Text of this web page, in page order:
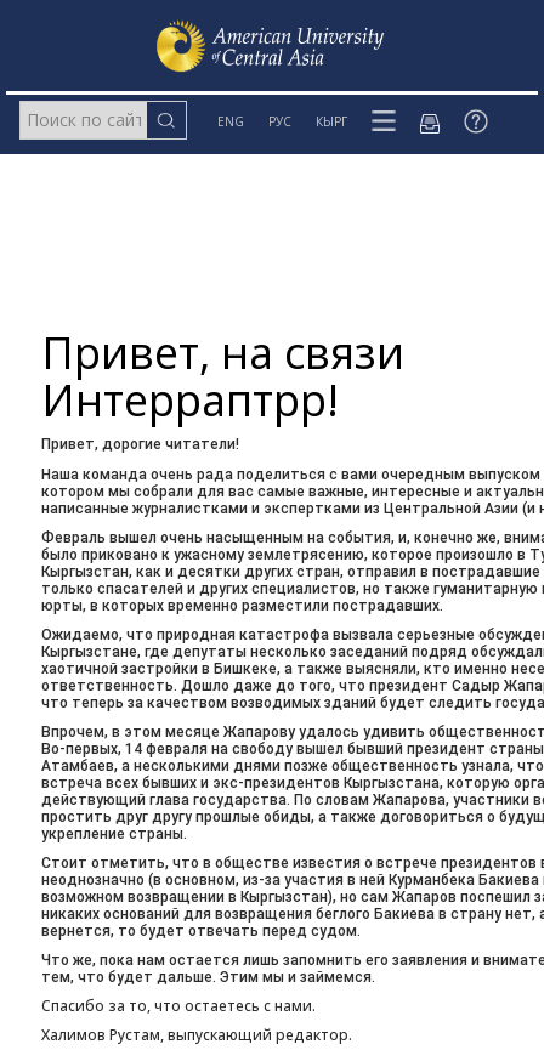
ENG РУС КЫРГ
Привет, на связи
Интерраптрр!
Привет, дорогие читатели!
Наша команда очень рада поделиться с вами очередным выпуском
котором мы собрали для вас самые важные, интересные и
написанные журналистками и экспертками из Центральной Азии (и
Февраль вышел очень насыщенным на события, и, конечно же,
было приковано к ужасному землетрясению, которое произошло в
Кыргызстан, как и десятки других стран, отправил в пострадавшие
только спасателей и других специалистов, но также
юрты, в которых временно разместили пострадавших.
Ожидаемо, что природная катастрофа вызвала серьезные
Кыргызстане, где депутаты несколько заседаний подряд
хаотичной застройки в Бишкеке, а также выясняли, кто именно
ответственность. Дошло даже до того, что президент Садыр
что теперь за качеством возводимых зданий будет следить
Впрочем, в этом месяце Жапарову удалось удивить
Во-первых, 14 февраля на свободу вышел бывший президент
Атамбаев, а несколькими днями позже общественность узнала,
встреча всех бывших и экс-президентов Кыргызстана, которую
действующий глава государства. По словам Жапарова, участники
простить друг другу прошлые обиды, а также договориться о
укрепление страны.
Стоит отметить, что в обществе известия о встрече президентов
неоднозначно (в основном, из-за участия в ней Курманбека Бакиева
возможном возвращении в Кыргызстан), но сам Жапаров поспешил
никаких оснований для возвращения беглого Бакиева в страну нет,
вернется, то будет отвечать перед судом.
Что же, пока нам остается лишь запомнить его заявления и
тем, что будет дальше. Этим мы и займемся.
Спасибо за то, что остаетесь с нами.
Халимов Рустам, выпускающий редактор.